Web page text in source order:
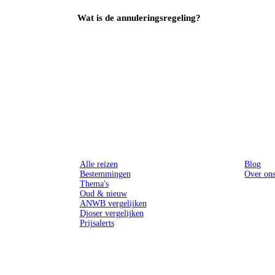
Wat is de annuleringsregeling?
Alle reizen
Bestemmingen
Thema's
Oud & nieuw
ANWB vergelijken
Djoser vergelijken
Prijsalerts
Blog
Over ons